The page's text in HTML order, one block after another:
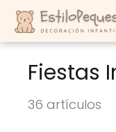
Fiestas
36 artículos